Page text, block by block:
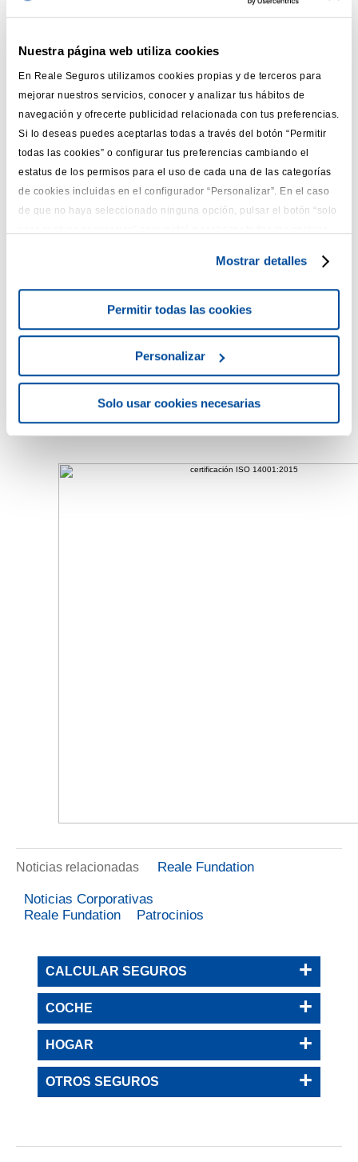
Nuestra página web utiliza cookies
En Reale Seguros utilizamos cookies propias y de terceros para
mejorar nuestros servicios, conocer y analizar tus hábitos de
navegación y ofrecerte publicidad relacionada con tus preferencias.
Si lo deseas puedes aceptarlas todas a través del botón “Permitir
todas las cookies” o configurar tus preferencias cambiando el
estatus de los permisos para el uso de cada una de las categorías
de cookies incluidas en el configurador “Personalizar”. En el caso
de que no haya seleccionado ninguna opción, pulsar el botón “solo
cambiar la configuración, puedes consultar nuestraPolítica de
PrivacidadyCookies.
Mostrar detalles
Permitir todas las cookies
Personalizar
Solo usar cookies necesarias
La ISO 14001:2015, la herramienta de gestión ambiental
una empresa multinacional líder en servicios de
certificación, clasificación, test e inspección. Este certificado
se ha ampliado no sólo a la sede central de la compañía
sino al total de 54 sucursales repartidas por toda España,
lo que les acredita como ambientalmente sostenibles.
Para Reale Seguros, obtener la certificación implica
comprometerse a consolidar una estrategia ambiental en
la Compañía, alineada con las directrices internas, así
Asimismo, el Plan ayudará a construir y desarrollar un
posicionamiento ambiental, tanto a nivel interno como
externo, sobre el que tomar decisiones presentes y futuras
en lo que a sostenibilidad ambiental se refiere.
Con este nuevo logro se ha conseguido que las cuatro
sociedades de España obtengan la certificación ISO
14001:2015.
Noticias relacionadas Reale Fundation
Noticias Corporativas
Reale Fundation
Patrocinios
CALCULAR SEGUROS
COCHE
HOGAR
OTROS SEGUROS